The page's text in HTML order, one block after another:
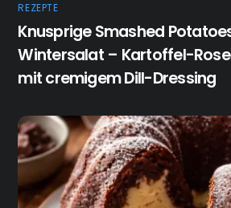
REZEPTE
Knusprige Smashed
Wintersalat – Kartoffel-
mit cremigem Dill-Dressing